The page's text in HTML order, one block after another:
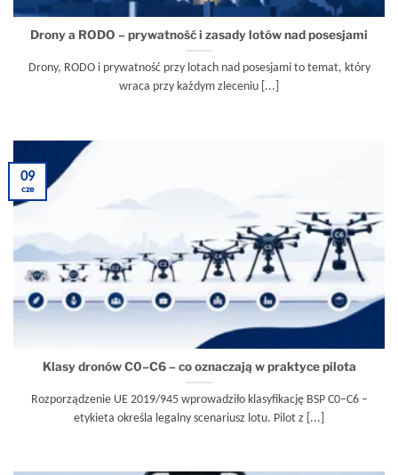
Drony a RODO – prywatność i zasady lotów nad posesjami
Drony, RODO i prywatność przy lotach nad posesjami to temat, który
wraca przy każdym zleceniu [...]
Klasy dronów C0–C6 – co oznaczają w praktyce pilota
Rozporządzenie UE 2019/945 wprowadziło klasyfikację BSP C0–C6 –
etykieta określa legalny scenariusz lotu. Pilot z [...]
09
cze